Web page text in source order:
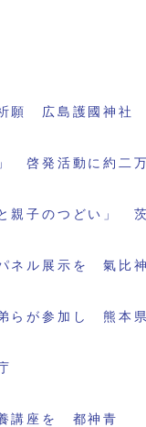
願 広島護國神社
」 啓発活動に約二
親子のつどい」
ネル展示を 氣比
らが参加し 熊本
講座を 都神青